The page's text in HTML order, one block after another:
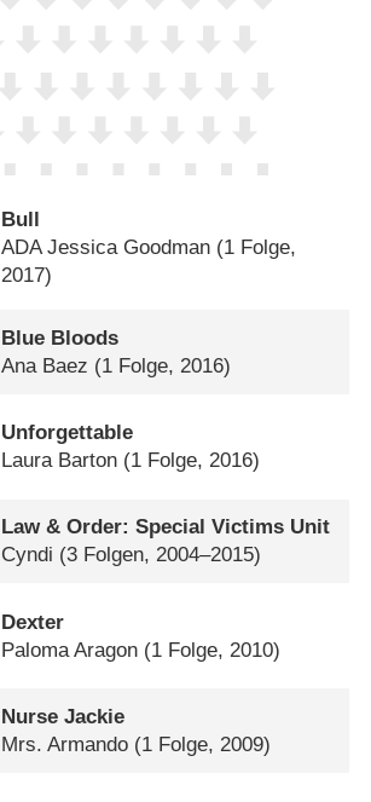
Bull
ADA Jessica Goodman (1 Folge,
2017)
Blue Bloods
Ana Baez (1 Folge, 2016)
Unforgettable
Laura Barton (1 Folge, 2016)
Law & Order: Special Victims Unit
Cyndi (3 Folgen, 2004–2015)
Dexter
Paloma Aragon (1 Folge, 2010)
Nurse Jackie
Mrs. Armando (1 Folge, 2009)